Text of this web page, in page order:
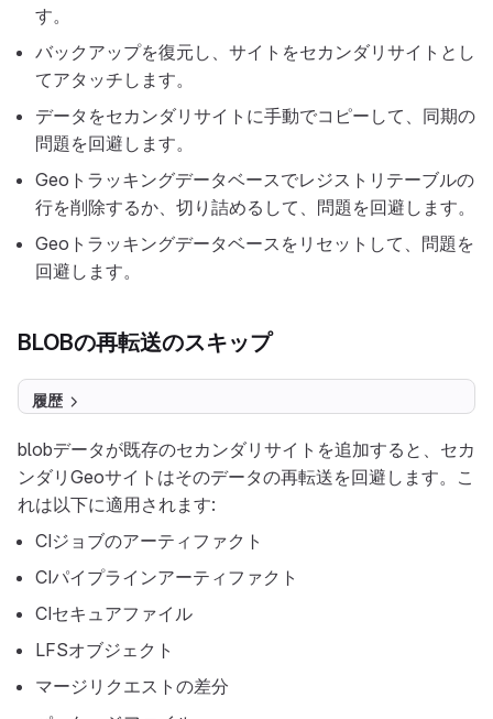
す。
バックアップを復元し、サイトをセカンダリサイトとし
てアタッチします。
データをセカンダリサイトに手動でコピーして、同期の
問題を回避します。
Geoトラッキングデータベースでレジストリテーブルの
行を削除するか、切り詰めるして、問題を回避します。
Geoトラッキングデータベースをリセットして、問題を
回避します。
BLOBの再転送のスキップ
履歴
blobデータが既存のセカンダリサイトを追加すると、セカ
ンダリGeoサイトはそのデータの再転送を回避します。こ
れは以下に適用されます:
CIジョブのアーティファクト
CIパイプラインアーティファクト
CIセキュアファイル
LFSオブジェクト
マージリクエストの差分